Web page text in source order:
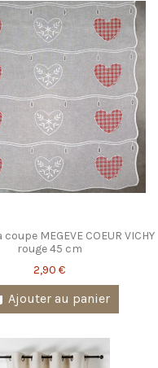
MEGEVE COEUR VICHY
rouge 45 cm
2,90 €
Ajouter au panier